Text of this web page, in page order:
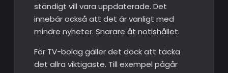
ständigt vill vara uppdaterade. Det
innebär också att det är vanligt med
mindre nyheter. Snarare åt notishållet.
För TV-bolag gäller det dock att täcka
det allra viktigaste. Till exempel pågår